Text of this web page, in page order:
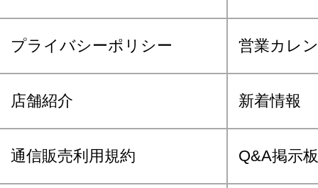
プライバシーポリシー 営業カレ
店舗紹介 新着情報
通信販売利用規約 Q&A掲示板